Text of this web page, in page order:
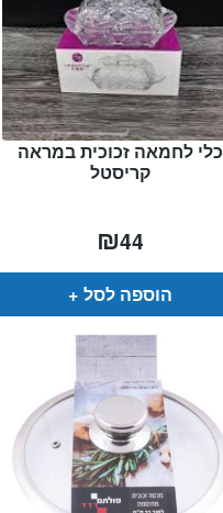
כלי לחמאה זכוכית במראה
קריסטל
₪44
הוספה לסל